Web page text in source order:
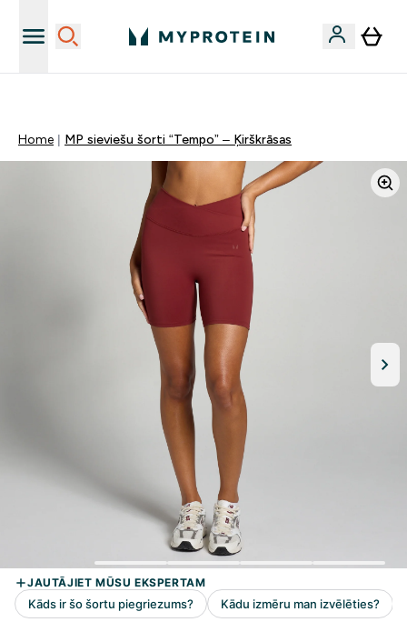
Home MP sieviešu šorti “Tempo” – Ķirškrāsas